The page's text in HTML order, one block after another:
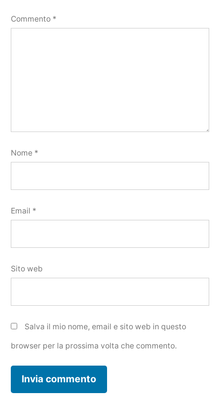
Commento *
Nome *
Email *
Sito web
Salva il mio nome, email e sito web in questo
browser per la prossima volta che commento.